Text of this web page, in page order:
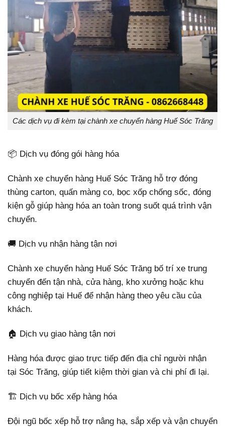
Các dịch vụ đi kèm tại chành xe chuyển hàng Huế Sóc Trăng
📦 Dịch vụ đóng gói hàng hóa
Chành xe chuyển hàng Huế Sóc Trăng hỗ trợ đóng
thùng carton, quấn màng co, bọc xốp chống sốc, đóng
kiện gỗ giúp hàng hóa an toàn trong suốt quá trình vận
chuyển.
🚚 Dịch vụ nhận hàng tận nơi
Chành xe chuyển hàng Huế Sóc Trăng bố trí xe trung
chuyển đến tận nhà, cửa hàng, kho xưởng hoặc khu
công nghiệp tại Huế để nhận hàng theo yêu cầu của
khách.
🏠 Dịch vụ giao hàng tận nơi
Hàng hóa được giao trực tiếp đến địa chỉ người nhận
tại Sóc Trăng, giúp tiết kiệm thời gian và chi phí đi lại.
🏗️ Dịch vụ bốc xếp hàng hóa
Đội ngũ bốc xếp hỗ trợ nâng hạ, sắp xếp và vận chuyển